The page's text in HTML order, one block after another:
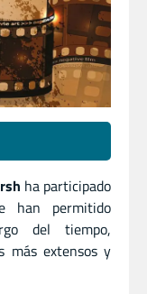
ha participado
han permitido
del tiempo,
más extensos y